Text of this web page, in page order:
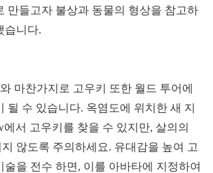
만들고자 불상과 동물의 형상을 참고하
습니다.
마찬가지로 고우키 또한 월드 투어에
될 수 있습니다. 옥염도에 위치한 새 지
에서 고우키를 찾을 수 있지만, 살의의
않도록 주의하세요. 유대감을 높여 고
술을 전수 하면, 이를 아바타에 지정하여